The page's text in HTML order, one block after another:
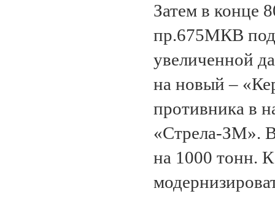
Затем в конце
пр.675МКВ под
увеличенной
на новый –
противника в
«Стрела-ЗМ».
на 1000 тонн.